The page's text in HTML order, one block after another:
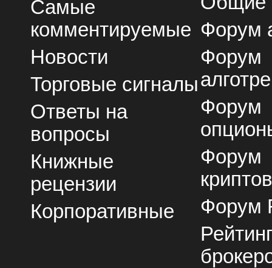
Самые
комментируемые
Новости
Торговые сигналы
Ответы на
вопросы
Книжные
рецензии
Корпоративные
Форум
Форум
Форум
Форум
Форум